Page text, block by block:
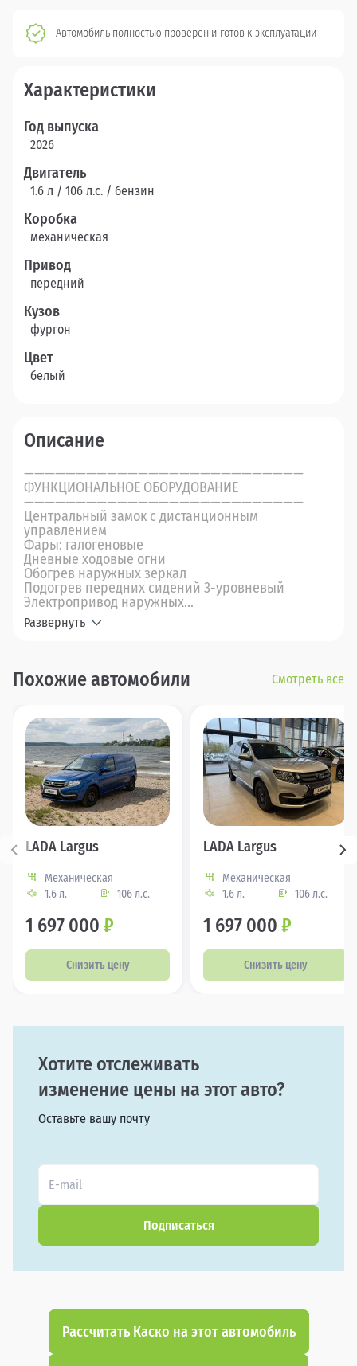
Автомобиль полностью проверен и готов к эксплуатации
Характеристики
Год выпуска
2026
Двигатель
1.6 л / 106 л.c. / бензин
Коробка
механическая
Привод
передний
Кузов
фургон
Цвет
белый
Описание
———————————————————————————
ФУНКЦИОНАЛЬНОЕ ОБОРУДОВАНИЕ
———————————————————————————
Центральный замок с дистанционным
управлением
Фары: галогеновые
Дневные ходовые огни
Обогрев наружных зеркал
Подогрев передних сидений 3-уровневый
Электропривод наружных...
Развернуть
Похожие автомобили Смотреть все
LADA Largus
Механическая
1.6 л.
106 л.с.
1 697 000 ₽
Снизить цену
LADA Largus
Механическая
1.6 л.
106 л.с.
1 697 000 ₽
Снизить цену
Хотите отслеживать
изменение цены на этот авто?
Оставьте вашу почту
Подписаться
Рассчитать Каско на этот автомобиль